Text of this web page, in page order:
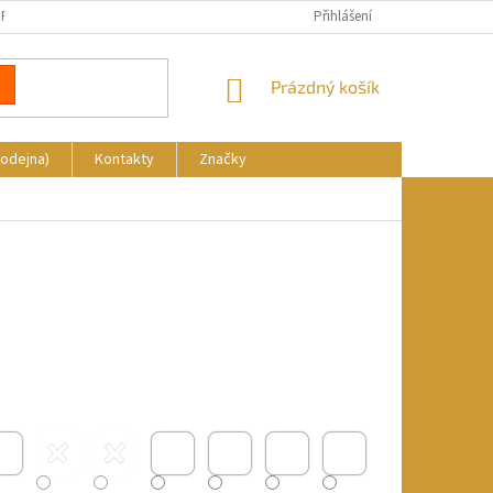
REKLAMACE KDE NÁS NAJDETE
Přihlášení
NÁKUPNÍ
Prázdný košík
Kontakty
Značky